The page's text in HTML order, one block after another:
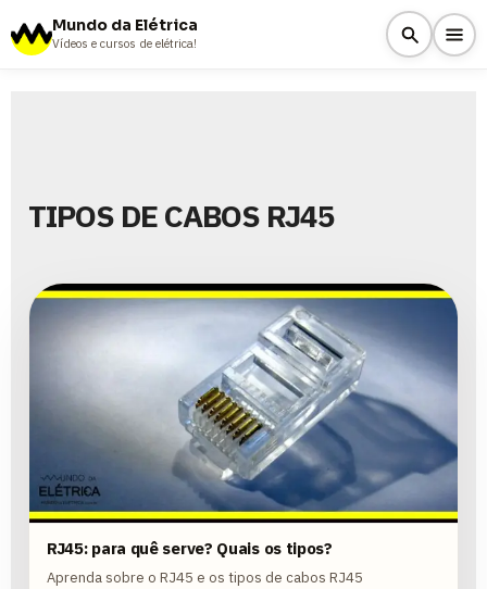
Mundo da Elétrica
Vídeos e cursos de elétrica!
TIPOS DE CABOS RJ45
RJ45: para quê serve? Quais os tipos?
Aprenda sobre o RJ45 e os tipos de cabos RJ45